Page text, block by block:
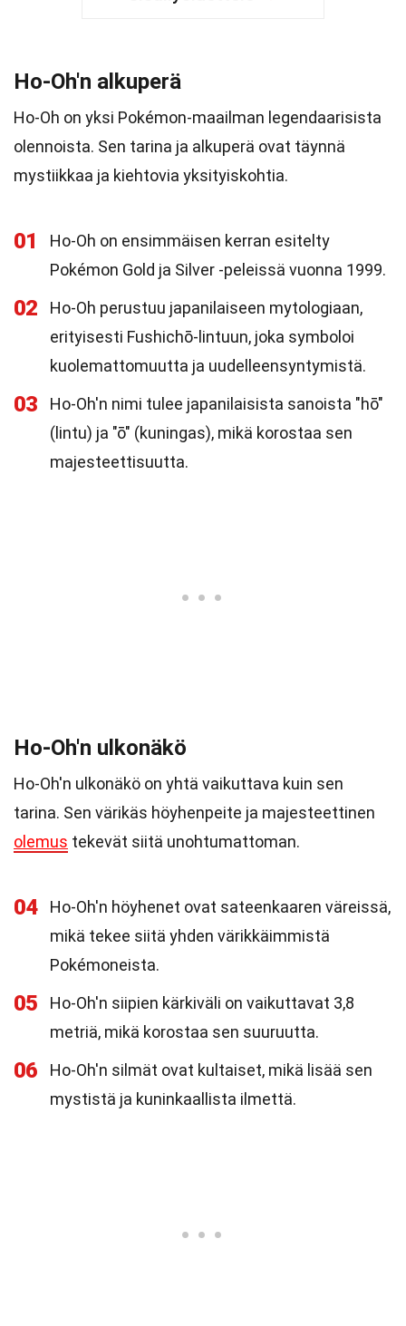
Ho-Oh'n alkuperä
Ho-Oh on yksi Pokémon-maailman legendaarisista
olennoista. Sen tarina ja alkuperä ovat täynnä
mystiikkaa ja kiehtovia yksityiskohtia.
01
Ho-Oh on ensimmäisen kerran esitelty
Pokémon Gold ja Silver -peleissä vuonna 1999.
02
Ho-Oh perustuu japanilaiseen mytologiaan,
erityisesti Fushichō-lintuun, joka symboloi
kuolemattomuutta ja uudelleensyntymistä.
03
Ho-Oh'n nimi tulee japanilaisista sanoista "hō"
(lintu) ja "ō" (kuningas), mikä korostaa sen
majesteettisuutta.
Ho-Oh'n ulkonäkö
Ho-Oh'n ulkonäkö on yhtä vaikuttava kuin sen
tarina. Sen värikäs höyhenpeite ja majesteettinen
olemus tekevät siitä unohtumattoman.
04
Ho-Oh'n höyhenet ovat sateenkaaren väreissä,
mikä tekee siitä yhden värikkäimmistä
Pokémoneista.
05
Ho-Oh'n siipien kärkiväli on vaikuttavat 3,8
metriä, mikä korostaa sen suuruutta.
06
Ho-Oh'n silmät ovat kultaiset, mikä lisää sen
mystistä ja kuninkaallista ilmettä.